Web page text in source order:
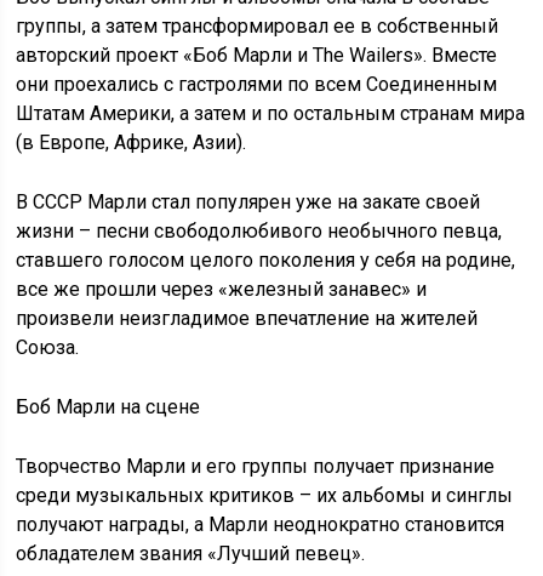
группы, а затем трансформировал ее в собственный
авторский проект «Боб Марли и The Wailers». Вместе
они проехались с гастролями по всем Соединенным
Штатам Америки, а затем и по остальным странам мира
(в Европе, Африке, Азии).
В СССР Марли стал популярен уже на закате своей
жизни – песни свободолюбивого необычного певца,
ставшего голосом целого поколения у себя на родине,
все же прошли через «железный занавес» и
произвели неизгладимое впечатление на жителей
Союза.
Боб Марли на сцене
Творчество Марли и его группы получает признание
среди музыкальных критиков – их альбомы и синглы
получают награды, а Марли неоднократно становится
обладателем звания «Лучший певец».